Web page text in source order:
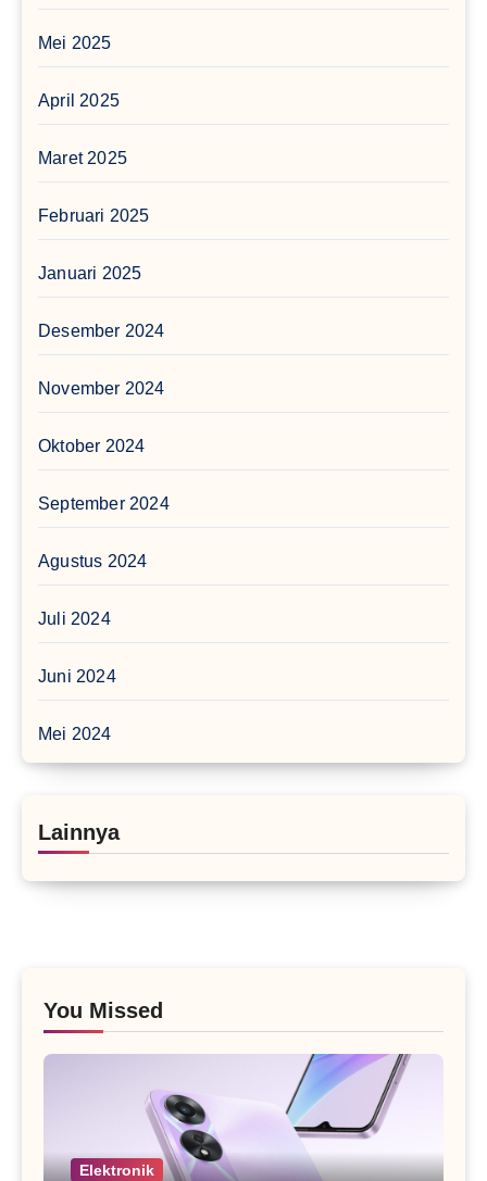
Mei 2025
April 2025
Maret 2025
Februari 2025
Januari 2025
Desember 2024
November 2024
Oktober 2024
September 2024
Agustus 2024
Juli 2024
Juni 2024
Mei 2024
Lainnya
You Missed
Elektronik